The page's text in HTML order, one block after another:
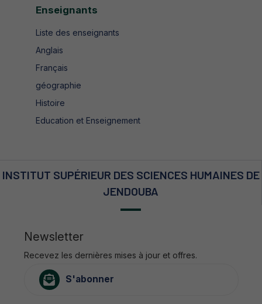
Enseignants
Liste des enseignants
Anglais
Français
géographie
Histoire
Education et Enseignement
INSTITUT SUPÉRIEUR DES SCIENCES HUMAINES DE
JENDOUBA
Newsletter
Recevez les dernières mises à jour et offres.
S'abonner